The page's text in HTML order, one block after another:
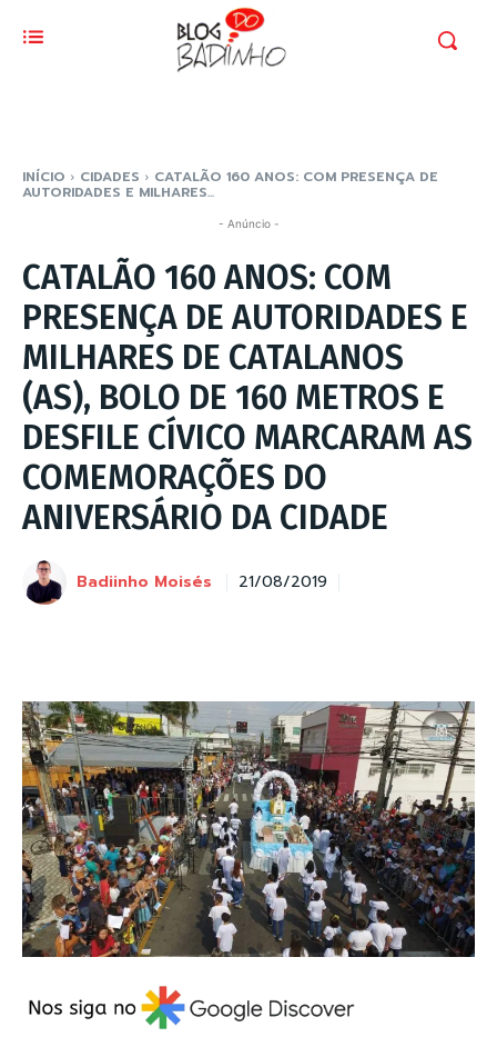
INÍCIO CIDADES CATALÃO 160 ANOS: COM PRESENÇA DE
AUTORIDADES E MILHARES...
- Anúncio -
CATALÃO 160 ANOS: COM
PRESENÇA DE AUTORIDADES E
MILHARES DE CATALANOS
(AS), BOLO DE 160 METROS E
DESFILE CÍVICO MARCARAM AS
COMEMORAÇÕES DO
ANIVERSÁRIO DA CIDADE
Badiinho Moisés 21/08/2019